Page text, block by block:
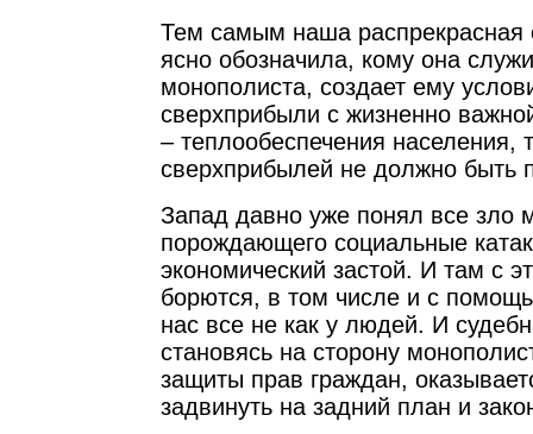
Тем самым наша распрекрасная
ясно обозначила, кому она
монополиста, создает ему
сверхприбыли с жизненно
– теплообеспечения населения,
сверхприбылей не должно быть
Запад давно уже понял все зло
порождающего социальные
экономический застой. И там с
борются, в том числе и с
нас все не как у людей. И
становясь на сторону
защиты прав граждан,
задвинуть на задний план и